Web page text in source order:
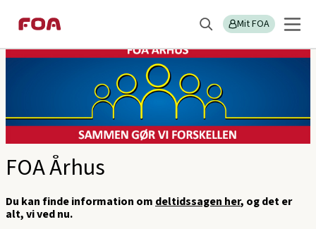
til
hovedindhold
til
hovedmenu
Søg Mit FOA
Sektions
menu
FOA Århus
FOA Århus
Du kan finde information om deltidssagen her, og det er
alt, vi ved nu.